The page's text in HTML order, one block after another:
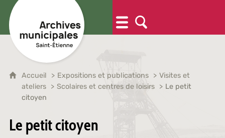
Accueil Expositions et publications
Visites et
ateliers
Scolaires et centres de loisirs
Le petit
citoyen
Le petit citoyen